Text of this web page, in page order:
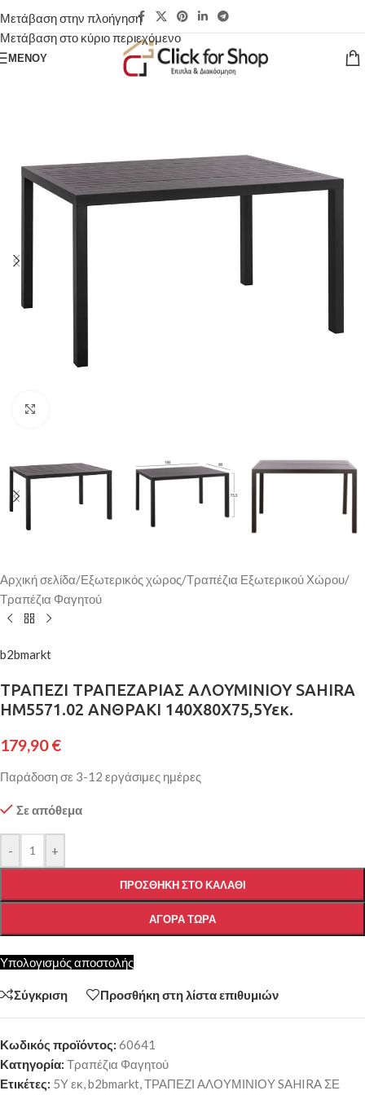
Μετάβαση στην πλοήγηση
Μετάβαση στο κύριο περιεχόμενο
ΜΕΝΟΎ
Αρχική σελίδα/Εξωτερικός χώρος/Τραπέζια Εξωτερικού Χώρου/
Τραπέζια Φαγητού
b2bmarkt
ΤΡΑΠΕΖΙ ΤΡΑΠΕΖΑΡΙΑΣ ΑΛΟΥΜΙΝΙΟΥ SAHIRA
HM5571.02 ΑΝΘΡΑΚΙ 140Χ80X75,5Υεκ.
179,90€
Παράδοση σε 3-12 εργάσιμες ημέρες
Σε απόθεμα
- +
ΠΡΟΣΘΉΚΗ ΣΤΟ ΚΑΛΆΘΙ
ΑΓΟΡΆ ΤΏΡΑ
Υπολογισμός αποστολής
Σύγκριση Προσθήκη στη λίστα επιθυμιών
Κωδικός προϊόντος: 60641
Κατηγορία: Τραπέζια Φαγητού
Ετικέτες: 5Υ εκ,b2bmarkt,ΤΡΑΠΕΖΙ ΑΛΟΥΜΙΝΙΟΥ SAHIRA ΣΕ